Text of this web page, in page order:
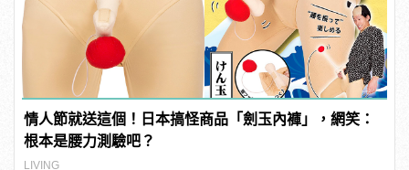
情人節就送這個！日本搞怪商品「劍玉內褲」，網笑：
根本是腰力測驗吧？
LIVING